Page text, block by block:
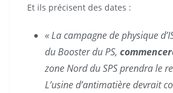
Et ils précisent des dates :
« La campagne de physique
du Booster du PS,
zone Nord du SPS prendra le
L’usine d’antimatière devrait